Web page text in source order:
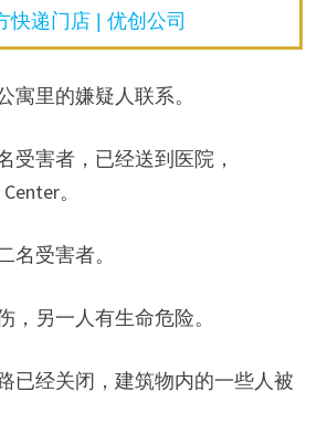
快递门店 | 优创公司
寓里的嫌疑人联系。
受害者，已经送到医院，
。
名受害者。
，另一人有生命危险。
已经关闭，建筑物内的一些人被